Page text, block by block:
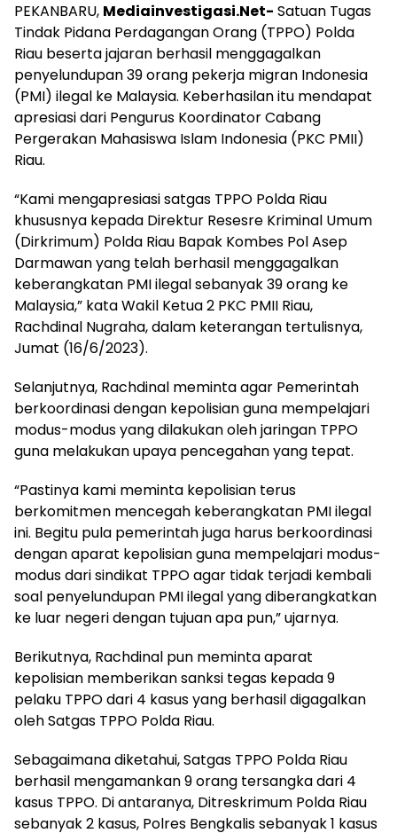
PEKANBARU, Mediainvestigasi.Net- Satuan Tugas
Tindak Pidana Perdagangan Orang (TPPO) Polda
Riau beserta jajaran berhasil menggagalkan
penyelundupan 39 orang pekerja migran Indonesia
(PMI) ilegal ke Malaysia. Keberhasilan itu mendapat
apresiasi dari Pengurus Koordinator Cabang
Pergerakan Mahasiswa Islam Indonesia (PKC PMII)
Riau.
“Kami mengapresiasi satgas TPPO Polda Riau
khususnya kepada Direktur Resesre Kriminal Umum
(Dirkrimum) Polda Riau Bapak Kombes Pol Asep
Darmawan yang telah berhasil menggagalkan
keberangkatan PMI ilegal sebanyak 39 orang ke
Malaysia,” kata Wakil Ketua 2 PKC PMII Riau,
Rachdinal Nugraha, dalam keterangan tertulisnya,
Jumat (16/6/2023).
Selanjutnya, Rachdinal meminta agar Pemerintah
berkoordinasi dengan kepolisian guna mempelajari
modus-modus yang dilakukan oleh jaringan TPPO
guna melakukan upaya pencegahan yang tepat.
“Pastinya kami meminta kepolisian terus
berkomitmen mencegah keberangkatan PMI ilegal
ini. Begitu pula pemerintah juga harus berkoordinasi
dengan aparat kepolisian guna mempelajari modus-
modus dari sindikat TPPO agar tidak terjadi kembali
soal penyelundupan PMI ilegal yang diberangkatkan
ke luar negeri dengan tujuan apa pun,” ujarnya.
Berikutnya, Rachdinal pun meminta aparat
kepolisian memberikan sanksi tegas kepada 9
pelaku TPPO dari 4 kasus yang berhasil digagalkan
oleh Satgas TPPO Polda Riau.
Sebagaimana diketahui, Satgas TPPO Polda Riau
berhasil mengamankan 9 orang tersangka dari 4
kasus TPPO. Di antaranya, Ditreskrimum Polda Riau
sebanyak 2 kasus, Polres Bengkalis sebanyak 1 kasus